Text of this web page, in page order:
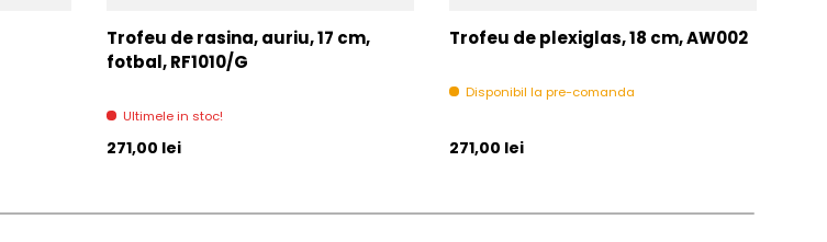
Trofeu de rasina, auriu, 17 cm,
fotbal, RF1010/G
Ultimele in stoc!
Pret initial
271,00 lei
Trofeu de plexiglas, 18 cm, AW002
Disponibil la pre-comanda
Pret initial
271,00 lei